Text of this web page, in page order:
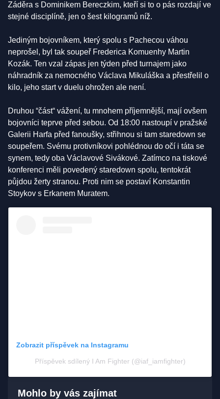
Záděra s Dominikem Bereczkim, kteří si to o pás rozdají ve
stejné disciplíně, jen o šest kilogramů níž.
Jediným bojovníkem, který spolu s Pachecou váhou
neprošel, byl tak soupeř Frederica Komuenhy Martin
Kozák. Ten vzal zápas jen týden před turnajem jako
náhradník za nemocného Václava Mikuláška a přestřelil o
kilo, jeho start v duelu ohrožen ale není.
Druhou “část“ vážení, tu mnohem příjemnější, mají ovšem
bojovníci teprve před sebou. Od 18:00 nastoupí v pražské
Galerii Harfa před fanoušky, střihnou si tam staredown se
soupeřem. Svému protivníkovi pohlédnou do očí i táta se
synem, tedy oba Václavové Sivákové. Zatímco na tiskové
konferenci měli povedený staredown spolu, tentokrát
půjdou žerty stranou. Proti nim se postaví Konstantin
Stoykov s Erkanem Muratem.
Zobrazit příspěvek na Instagramu
Příspěvek sdílený I Am Fighter (@iaf_iamfighter)
Mohlo by vás zajímat